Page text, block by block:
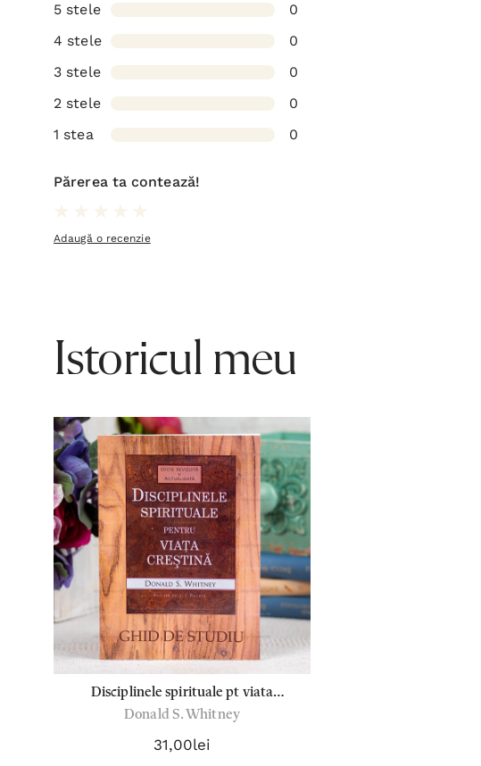
5 stele
0
4 stele
0
3 stele
0
2 stele
0
1 stea
0
Părerea ta contează!
Adaugă o recenzie
Istoricul meu
Disciplinele spirituale pt viata
crestina - ghid de studiu
Donald S. Whitney
31,00lei